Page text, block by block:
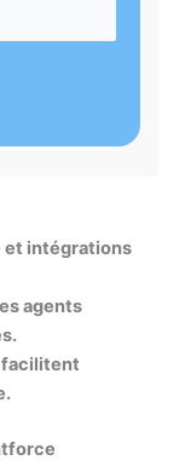
et intégrations
agents
facilitent